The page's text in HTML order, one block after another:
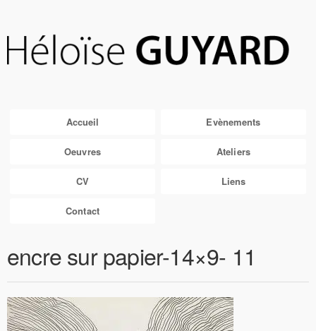
Accueil Evènements
Oeuvres Ateliers
CV Liens
Contact
encre sur papier-14×9- 11